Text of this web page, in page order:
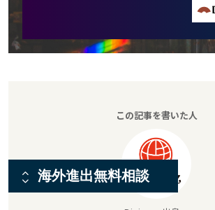
この記事を書いた人
海外進出無料相談